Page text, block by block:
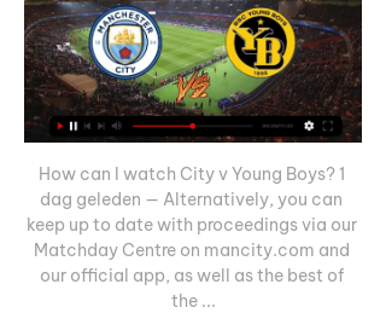
How can I watch City v Young Boys? 1
dag geleden — Alternatively, you can
keep up to date with proceedings via our
Matchday Centre on mancity.com and
our official app, as well as the best of
the ...